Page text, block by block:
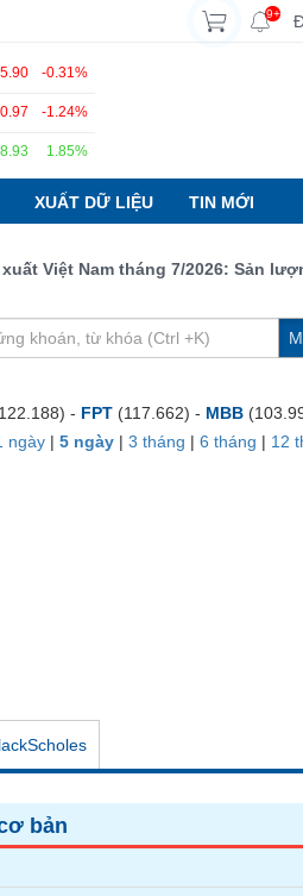
9+
-0.31%
-1.24%
1.85%
XUẤT DỮ LIỆU TIN MỚI
Việt Nam tháng 7/2026: Sản
- FPT (117.662) - MBB
ngày | 5 ngày | 3 tháng | 6 tháng | 12
bản